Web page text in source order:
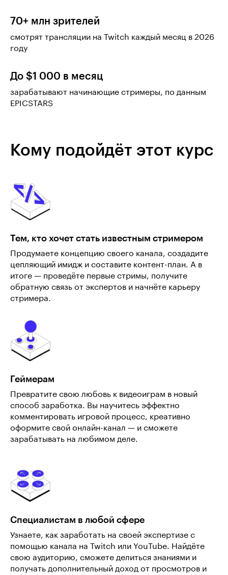
70+ млн зрителей
смотрят трансляции на Twitch каждый месяц в 2026
году
До $1 000 в месяц
зарабатывают начинающие стримеры, по данным
EPICSTARS
Кому подойдёт этот курс
Тем, кто хочет стать известным стримером
Продумаете концепцию своего канала, создадите
цепляющий имидж и составите контент-план. А в
итоге — проведёте первые стримы, получите
обратную связь от экспертов и начнёте карьеру
стримера.
Геймерам
Превратите свою любовь к видеоиграм в новый
способ заработка. Вы научитесь эффектно
комментировать игровой процесс, креативно
оформите свой онлайн-канал — и сможете
зарабатывать на любимом деле.
Специалистам в любой сфере
Узнаете, как заработать на своей экспертизе с
помощью канала на Twitch или YouTube. Найдёте
свою аудиторию, сможете делиться знаниями и
получать дополнительный доход от просмотров и